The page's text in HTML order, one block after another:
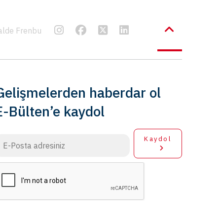
Frenbu
haberdar ol
Bülten’e kaydol